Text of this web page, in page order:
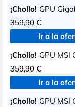
¡Chollo! GPU
359,90 €
Ir a la
¡Chollo! GPU MSI
359,90 €
Ir a la
¡Chollo! GPU MSI